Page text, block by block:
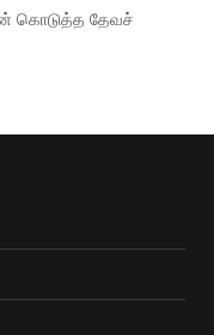
கொடுத்த தேவச்